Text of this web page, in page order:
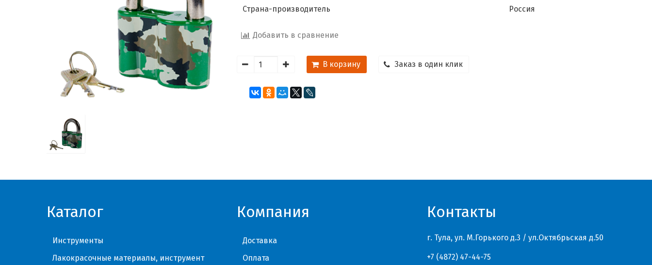
Страна-производитель Россия
Добавить в сравнение
В корзину Заказ в один клик
Каталог
Инструменты
Лакокрасочные материалы, инструмент
Компания
Доставка
Оплата
Контакты
г. Тула, ул. М.Горького д.3 / ул.Октябрьская д.50
+7 (4872) 47-44-75